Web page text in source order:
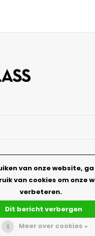
specialist
van onze website,
van cookies om onze
verbeteren.
Dit bericht verbergen
Meer over cookies »